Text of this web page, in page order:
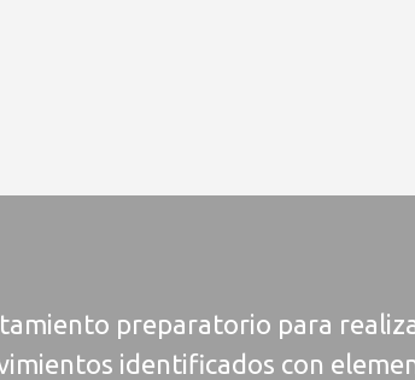
preparatorio para
identificados con